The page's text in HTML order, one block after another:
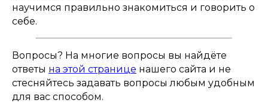
научимся правильно знакомиться и говорить о
себе.
Вопросы? На многие вопросы вы найдёте
ответы на этой странице нашего сайта и не
стесняйтесь задавать вопросы любым удобным
для вас способом.